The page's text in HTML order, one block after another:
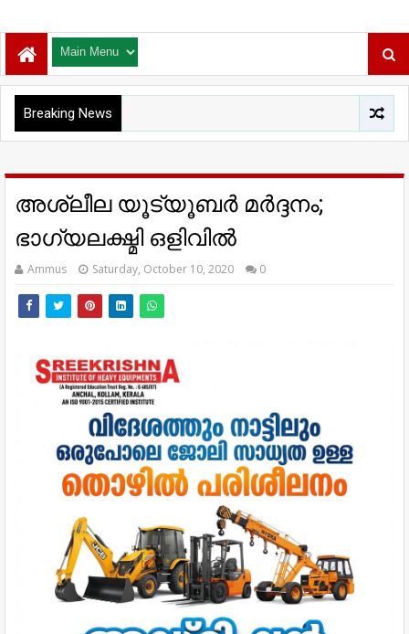
Breaking News
അശ്ലീല യൂട്യൂബർ മർദ്ദനം;
ഭാഗ്യലക്ഷ്മി ഒളിവിൽ
Ammus Saturday, October 10, 2020 0